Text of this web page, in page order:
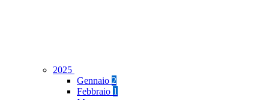
2025
Gennaio 2
Febbraio 1